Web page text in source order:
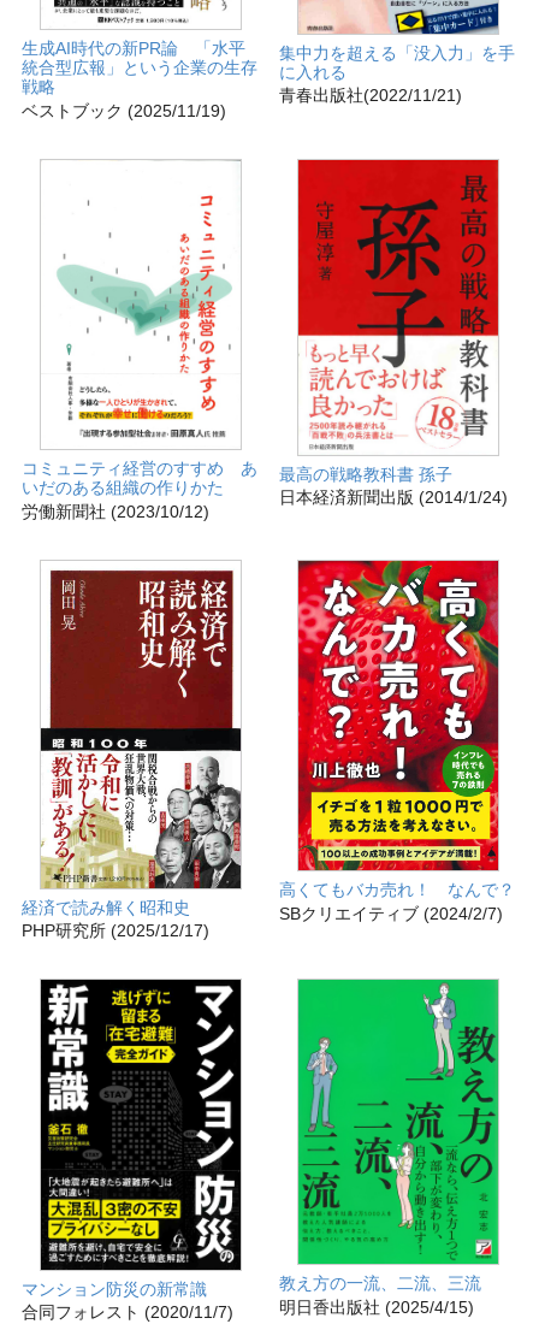
生成AI時代の新PR論 「水平
統合型広報」という企業の生存
戦略
ベストブック (2025/11/19)
集中力を超える「没入力」を手
に入れる
青春出版社(2022/11/21)
コミュニティ経営のすすめ あ
いだのある組織の作りかた
労働新聞社 (2023/10/12)
最高の戦略教科書 孫子
日本経済新聞出版 (2014/1/24)
経済で読み解く昭和史
PHP研究所 (2025/12/17)
高くてもバカ売れ！ なんで？
SBクリエイティブ (2024/2/7)
マンション防災の新常識
合同フォレスト (2020/11/7)
教え方の一流、二流、三流
明日香出版社 (2025/4/15)